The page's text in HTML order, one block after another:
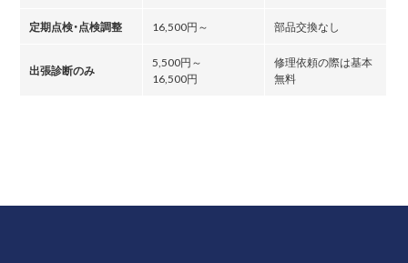
定期点検・点検調整 16,500円～ 部品交換なし
出張診断のみ
5,500円～
16,500円
修理依頼の際は基本
無料